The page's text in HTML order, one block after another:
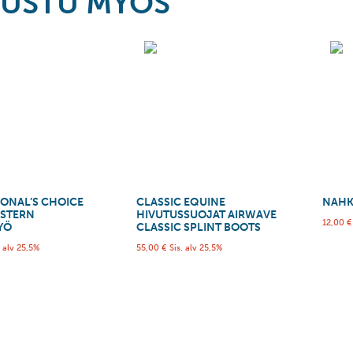
CHOICE
alv 25,5%
CLASSIC EQUINE
HIVUTUSSUOJAT AIRWAVE
CLASSIC SPLINT BOOTS
55,00 € Sis. alv 25,5%
12,00€